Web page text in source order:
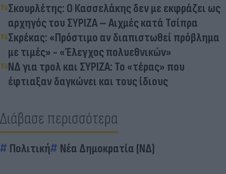
Σκουρλέτης: Ο Κασσελάκης δεν με εκφράζει ως
αρχηγός του ΣΥΡΙΖΑ – Αιχμές κατά Τσίπρα
Σκρέκας: «Πρόστιμο αν διαπιστωθεί πρόβλημα
με τιμές» - «Έλεγχος πολυεθνικών»
ΝΔ για τρολ και ΣΥΡΙΖΑ: Το «τέρας» που
έφτιαξαν δαγκώνει και τους ίδιους
Διάβασε περισσότερα
Πολιτική Νέα Δημοκρατία (ΝΔ)